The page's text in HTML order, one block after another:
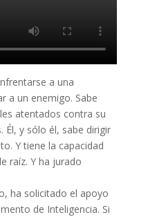
a una
a un enemigo. Sabe
atentados contra su
Él, y sólo él, sabe dirigir
Y tiene la capacidad
raíz. Y ha jurado
ha solicitado el apoyo
de Inteligencia. Si